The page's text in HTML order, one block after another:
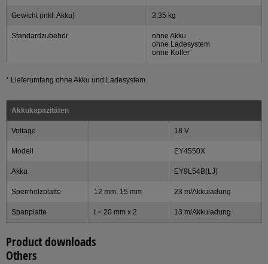
Gewicht (inkl. Akku) 3,35 kg
Standardzubehör
ohne Akku
ohne Ladesystem
ohne Koffer
* Lieferumfang ohne Akku und Ladesystem.
Akkukapazitäten
Voltage 18 V
Modell EY4550X
Akku EY9L54B(LJ)
Sperrholzplatte 12 mm, 15 mm 23 m/Akkuladung
Spanplatte t = 20 mm x 2 13 m/Akkuladung
Product downloads
Others